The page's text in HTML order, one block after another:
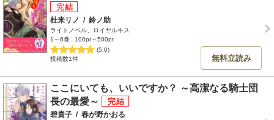
杜来リノ / 鈴ノ助
ライトノベル、ロイヤルキス
1～6巻
100pt～500pt
(5.0)
投稿数1件
無料立読み
ここにいても、いいですか？ ～高潔なる騎士団
長の最愛～
碧貴子 / 春が野かおる